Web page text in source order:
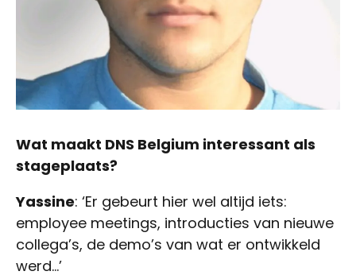
Wat maakt DNS Belgium interessant als
stageplaats?
Yassine: ‘Er gebeurt hier wel altijd iets:
employee meetings, introducties van nieuwe
collega’s, de demo’s van wat er ontwikkeld
werd…’